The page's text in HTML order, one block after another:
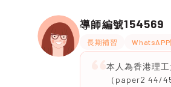
導師編號154569
長期補習 WhatsAPP
本人為香港理
（paper2 44/